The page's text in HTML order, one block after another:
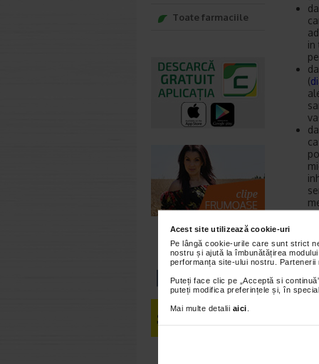
Acest site utilizează cookie-uri
Pe lângă cookie-urile care sunt strict
nostru și ajută la îmbunătățirea
performanța site-ului nostru.
Puteți face clic pe „Acceptă si
puteți modifica preferințele și, în
Mai multe detalii aici
in
(
Toate farmaciile